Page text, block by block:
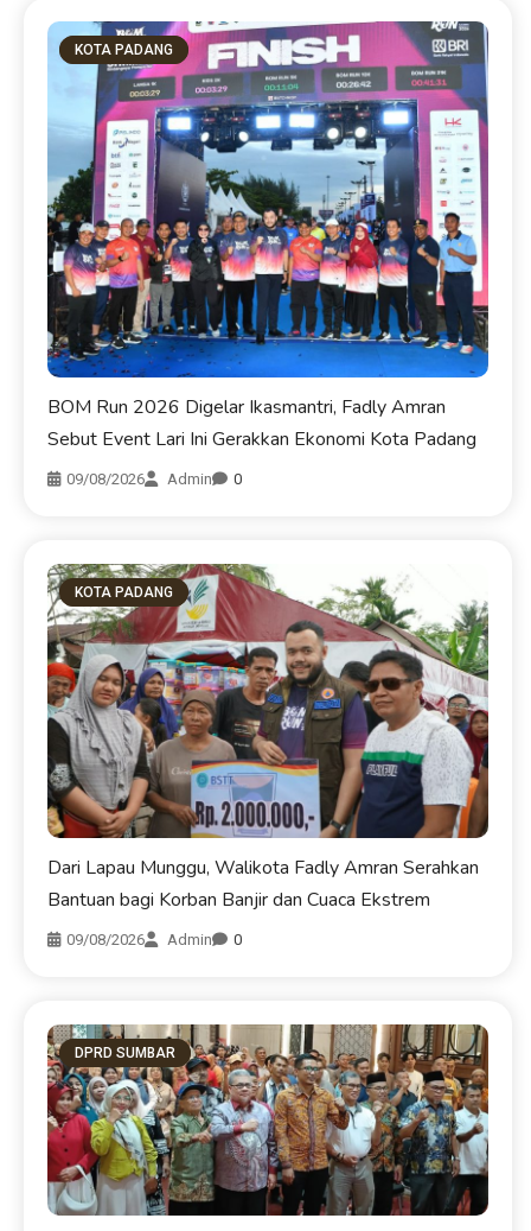
KOTA PADANG
BOM Run 2026 Digelar Ikasmantri, Fadly Amran
Sebut Event Lari Ini Gerakkan Ekonomi Kota Padang
09/08/2026 Admin 0
KOTA PADANG
Dari Lapau Munggu, Walikota Fadly Amran Serahkan
Bantuan bagi Korban Banjir dan Cuaca Ekstrem
09/08/2026 Admin 0
DPRD SUMBAR